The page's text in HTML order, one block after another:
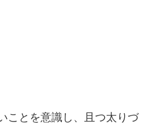
ことを意識し、
且つ太りづ